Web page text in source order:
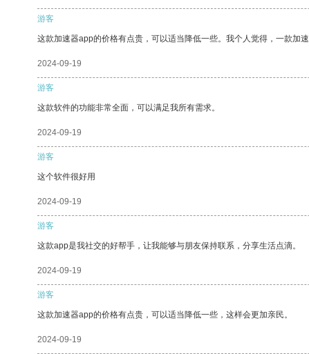
游客
这款加速器app的价格有点贵，可以适当降低一些。我个人觉得，一款加
2024-09-19
游客
这款软件的功能非常全面，可以满足我所有需求。
2024-09-19
游客
这个软件很好用
2024-09-19
游客
这款app是我社交的好帮手，让我能够与朋友保持联系，分享生活点滴。
2024-09-19
游客
这款加速器app的价格有点贵，可以适当降低一些，这样会更加亲民。
2024-09-19